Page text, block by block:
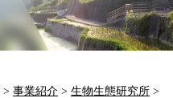
> 事業紹介 > 生物生態研究所 >